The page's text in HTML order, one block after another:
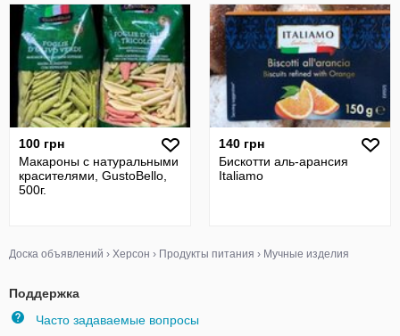
100 грн
Макароны с натуральными
красителями, GustoBello,
500г.
140 грн
Бискотти аль-арансия
Italiamo
Доска объявлений › Херсон › Продукты питания › Мучные изделия
Поддержка
Часто задаваемые вопросы